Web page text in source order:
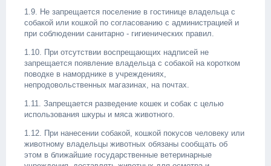
1.9. Не запрещается поселение в гостинице владельца с
собакой или кошкой по согласованию с администрацией и
при соблюдении санитарно - гигиенических правил.
1.10. При отсутствии воспрещающих надписей не
запрещается появление владельца с собакой на коротком
поводке в наморднике в учреждениях,
непродовольственных магазинах, на почтах.
1.11. Запрещается разведение кошек и собак с целью
использования шкуры и мяса животного.
1.12. При нанесении собакой, кошкой покусов человеку или
животному владельцы животных обязаны сообщать об
этом в ближайшие государственные ветеринарные